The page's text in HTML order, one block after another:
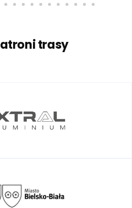
trasy